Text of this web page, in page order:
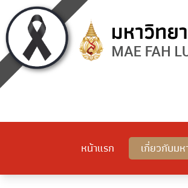
หน้าแรก เกี่ยวกับม